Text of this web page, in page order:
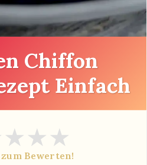
Chiffon
Einfach
★★★
Bewerten!